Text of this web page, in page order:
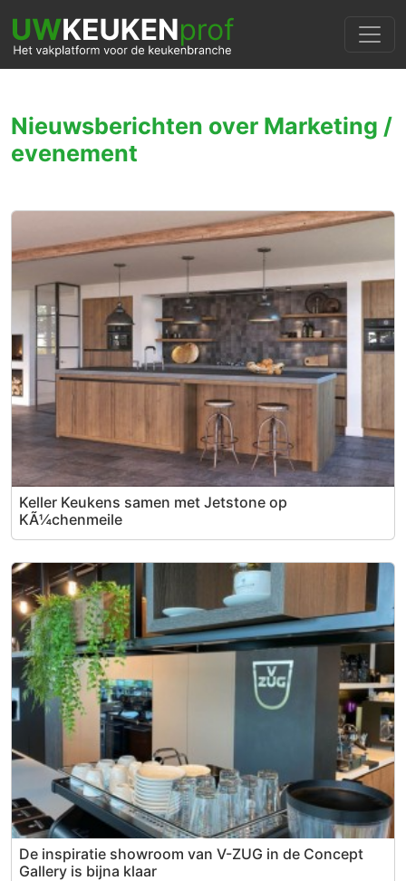
Nieuwsberichten over Marketing /
evenement
Keller Keukens samen met Jetstone op
KÃ¼chenmeile
De inspiratie showroom van V-ZUG in de Concept
Gallery is bijna klaar